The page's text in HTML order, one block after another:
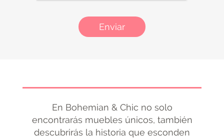
Enviar
En Bohemian & Chic no solo
encontrarás muebles únicos, también
descubrirás la historia que esconden